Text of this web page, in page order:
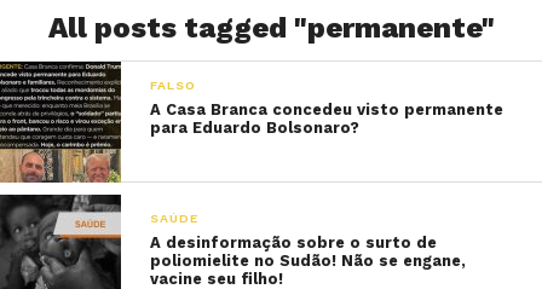
All posts tagged "permanente"
FALSO
A Casa Branca concedeu visto permanente
para Eduardo Bolsonaro?
SAÚDE
A desinformação sobre o surto de
poliomielite no Sudão! Não se engane,
vacine seu filho!